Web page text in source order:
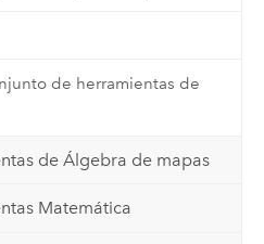
de herramientas de
de Álgebra de mapas
Matemática